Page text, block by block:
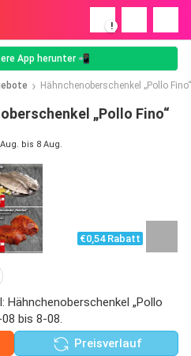
!
App herunter 📲
Hähnchenoberschenkel „Pollo Fino“
„Pollo Fino“
bis 8 Aug.
€0,54 Rabatt
„Pollo
bis 8-08.
Preisverlauf